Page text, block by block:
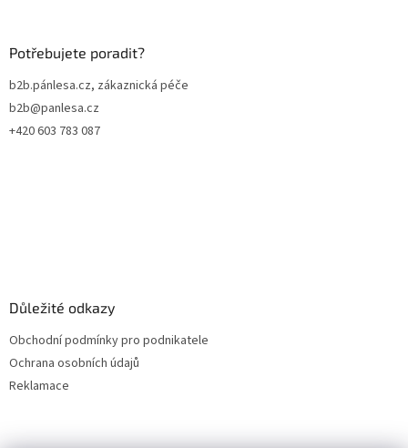
Potřebujete poradit?
b2b.pánlesa.cz, zákaznická péče
b2b@panlesa.cz
+420 603 783 087
Důležité odkazy
Obchodní podmínky pro podnikatele
Ochrana osobních údajů
Reklamace